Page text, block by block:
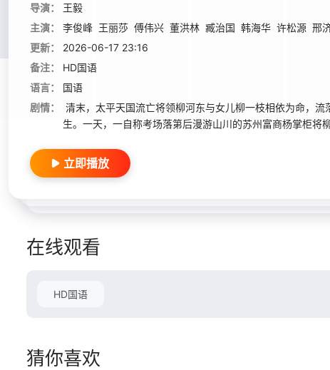
导演：
王毅
主演：
李俊峰 王丽莎 傅伟兴 董洪林 臧治国 韩海华 许松源 邢
更新：
2026-06-17 23:16
备注：
HD国语
语言：
国语
剧情：
清末，太平天国流亡将领柳河东与女儿柳一枝相依为命，
生。一天，一自称考场落第后漫游山川的苏州富商杨掌柜将
立即播放
在线观看
HD国语
猜你喜欢